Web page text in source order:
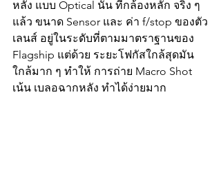
หลัง แบบ Optical นั้น ที่กล้องหลัก จริง ๆ
แล้ว ขนาด Sensor และ ค่า f/stop ของตัว
เลนส์ อยู่ในระดับที่ตามมาตราฐานของ
Flagship แต่ด้วย ระยะโฟกัสใกล้สุดมัน
ใกล้มาก ๆ ทำให้ การถ่าย Macro Shot
เน้น เบลอฉากหลัง ทำได้ง่ายมาก